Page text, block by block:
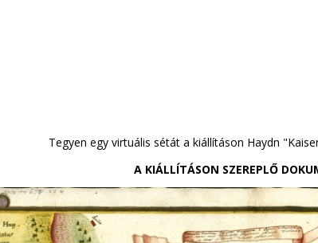
Tegyen egy virtuális sétát a kiállításon Haydn
A KIÁLLÍTÁSON SZEREPLŐ